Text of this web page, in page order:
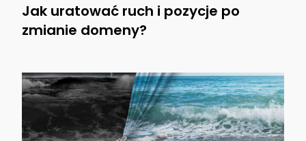
Jak uratować ruch i pozycje po
zmianie domeny?